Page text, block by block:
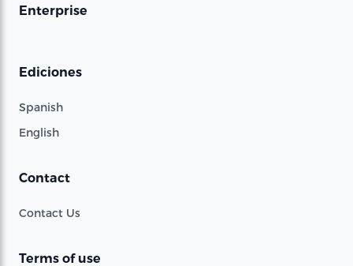
Enterprise
Ediciones
Spanish
English
Contact
Contact Us
Terms of use